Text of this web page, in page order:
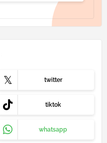
twitter
tiktok
whatsapp